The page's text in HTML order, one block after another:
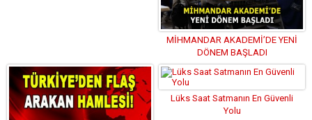
MİHMANDAR AKADEMİ’DE YENİ
DÖNEM BAŞLADI
Lüks Saat Satmanın En Güvenli
Yolu